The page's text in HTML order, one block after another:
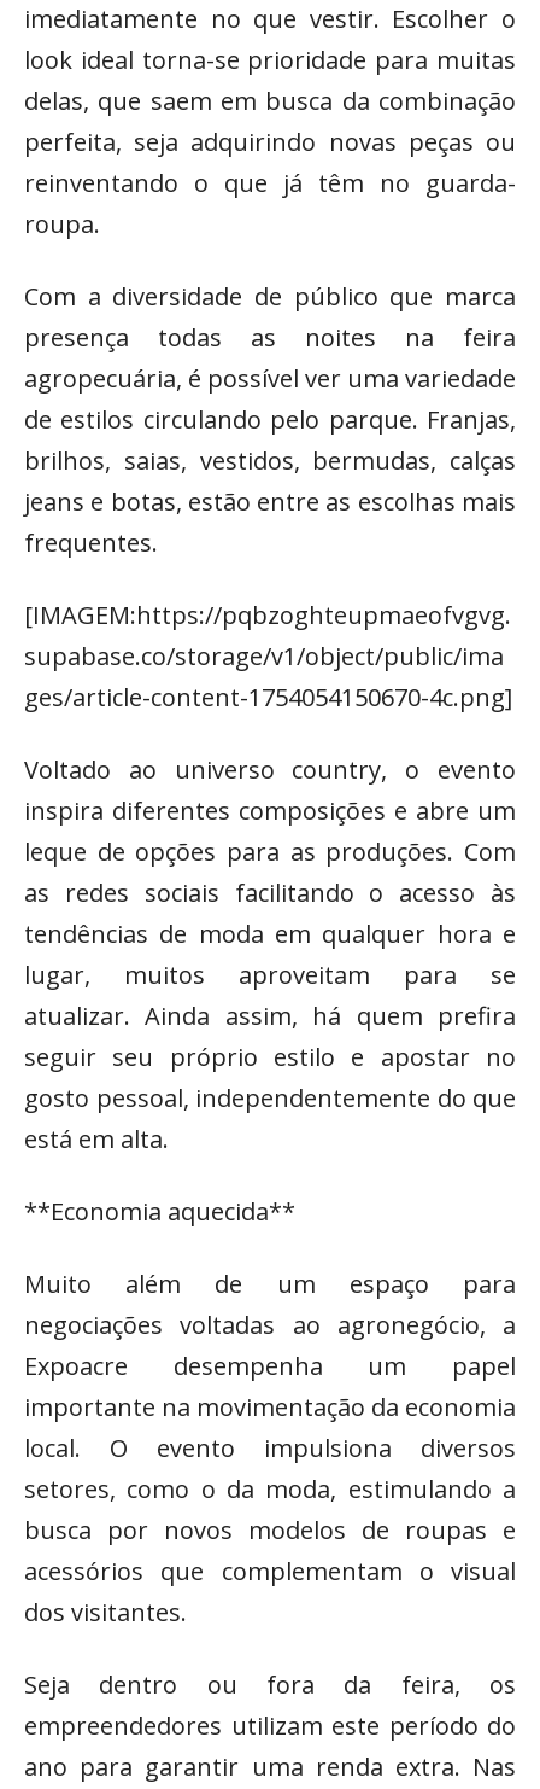
imediatamente no que vestir. Escolher o
look ideal torna-se prioridade para muitas
delas, que saem em busca da combinação
perfeita, seja adquirindo novas peças ou
reinventando o que já têm no guarda-
roupa.
Com a diversidade de público que marca
presença todas as noites na feira
agropecuária, é possível ver uma variedade
de estilos circulando pelo parque. Franjas,
brilhos, saias, vestidos, bermudas, calças
jeans e botas, estão entre as escolhas mais
frequentes.
[IMAGEM:https://pqbzoghteupmaeofvgvg.
supabase.co/storage/v1/object/public/ima
ges/article-content-1754054150670-4c.png]
Voltado ao universo country, o evento
inspira diferentes composições e abre um
leque de opções para as produções. Com
as redes sociais facilitando o acesso às
tendências de moda em qualquer hora e
lugar, muitos aproveitam para se
atualizar. Ainda assim, há quem prefira
seguir seu próprio estilo e apostar no
gosto pessoal, independentemente do que
está em alta.
**Economia aquecida**
Muito além de um espaço para
negociações voltadas ao agronegócio, a
Expoacre desempenha um papel
importante na movimentação da economia
local. O evento impulsiona diversos
setores, como o da moda, estimulando a
busca por novos modelos de roupas e
acessórios que complementam o visual
dos visitantes.
Seja dentro ou fora da feira, os
empreendedores utilizam este período do
ano para garantir uma renda extra. Nas